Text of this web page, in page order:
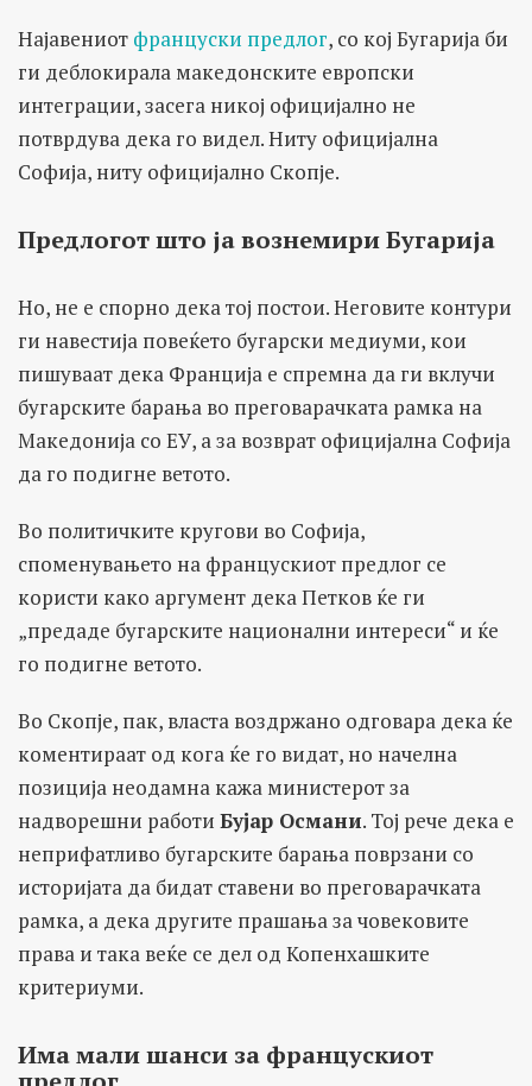
Најавениот француски предлог, со кој Бугарија би
ги деблокирала македонските европски
интеграции, засега никој официјално не
потврдува дека го видел. Ниту официјална
Софија, ниту официјално Скопје.
Предлогот што ја вознемири Бугарија
Но, не е спорно дека тој постои. Неговите контури
ги навестија повеќето бугарски медиуми, кои
пишуваат дека Франција е спремна да ги вклучи
бугарските барања во преговарачката рамка на
Македонија со ЕУ, а за возврат официјална Софија
да го подигне ветото.
Во политичките кругови во Софија,
споменувањето на францускиот предлог се
користи како аргумент дека Петков ќе ги
„предаде бугарските национални интереси“ и ќе
го подигне ветото.
Во Скопје, пак, власта воздржано одговара дека ќе
коментираат од кога ќе го видат, но начелна
позиција неодамна кажа министерот за
надворешни работи Бујар Османи. Тој рече дека е
неприфатливо бугарските барања поврзани со
историјата да бидат ставени во преговарачката
рамка, а дека другите прашања за човековите
права и така веќе се дел од Копенхашките
критериуми.
Има мали шанси за францускиот